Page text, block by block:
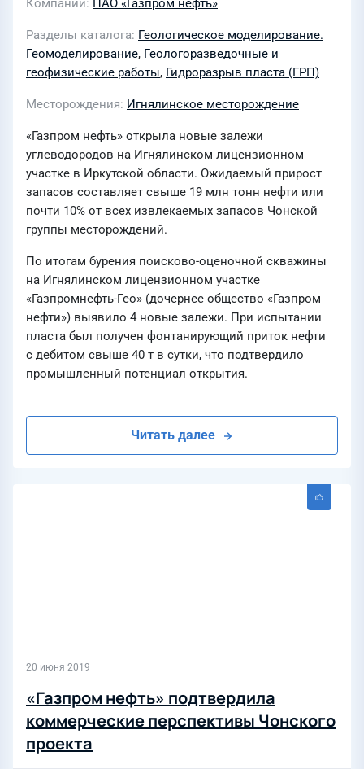
Компании ПАО «Газпром нефть»
Разделы каталога Геологическое моделирование.
Геомоделирование, Геологоразведочные и
геофизические работы, Гидроразрыв пласта (ГРП)
Месторождения Игнялинское месторождение
«Газпром нефть» открыла новые залежи
углеводородов на Игнялинском лицензионном
участке в Иркутской области. Ожидаемый прирост
запасов составляет свыше 19 млн тонн нефти или
почти 10% от всех извлекаемых запасов Чонской
группы месторождений.
По итогам бурения поисково-оценочной скважины
на Игнялинском лицензионном участке
«Газпромнефть-Гео» (дочернее общество «Газпром
нефти») выявило 4 новые залежи. При испытании
пласта был получен фонтанирующий приток нефти
с дебитом свыше 40 т в сутки, что подтвердило
промышленный потенциал открытия.
Читать далее
20 июня 2019
«Газпром нефть» подтвердила
коммерческие перспективы Чонского
проекта